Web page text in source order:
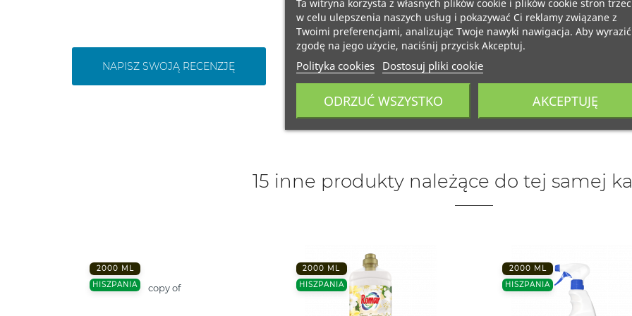
NAPISZ SWOJĄ RECENZJĘ
15 inne produkty należące do tej samej
2000 ML
HISZPANIA
copy of
2000 ML
HISZPANIA
2000 ML
HISZPANIA
Ta witryna korzysta z własnych plików cookie i plików cookie stron
w celu ulepszenia naszych usług i pokazywać Ci reklamy związane z
Twoimi preferencjami, analizując Twoje nawyki nawigacja. Aby wyrazić
zgodę na jego użycie, naciśnij przycisk Akceptuj.
Polityka cookies Dostosuj pliki cookie
ODRZUĆ WSZYSTKO AKCEPTUJĘ